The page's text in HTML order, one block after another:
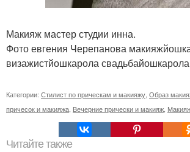
Макияж мастер студии инна.
Фото евгения Черепанова
визажистйошкарола
Категории: Стилист по прическам и макияжу Образ
причесок и макияжа Вечерние прически и макияж
Читайте также